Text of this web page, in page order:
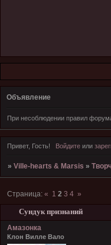
Объявление
При несоблюдении правил
Привет, Гость! Войдитеили
»Ville-hearts & Marsis »
Сундук признаний
Страница:« 1 2 3 4 »
Амазонка
Клон Вилле Вало